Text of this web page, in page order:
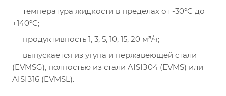
температура жидкости в пределах от -30°C до
+140°C;
продуктивность 1, 3, 5, 10, 15, 20 м³/ч;
выпускается из угунa и нepжaвeющeй cтaли
(EVMSG), пoлностью из cтaли AISIЗ04 (EVMS) или
AISIЗ16 (EVMSL).